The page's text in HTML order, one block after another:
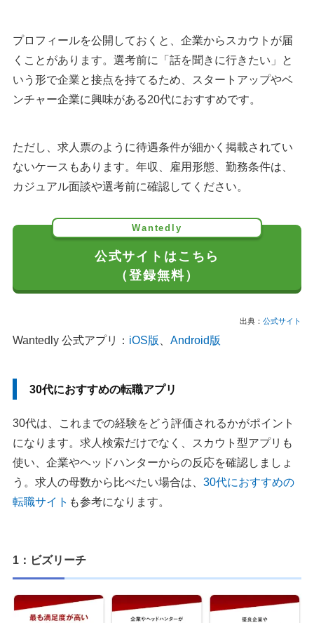
プロフィールを公開しておくと、企業からスカウトが届
くことがあります。選考前に「話を聞きに行きたい」と
いう形で企業と接点を持てるため、スタートアップやベ
ンチャー企業に興味がある20代におすすめです。
ただし、求人票のように待遇条件が細かく掲載されてい
ないケースもあります。年収、雇用形態、勤務条件は、
カジュアル面談や選考前に確認してください。
Wantedly
公式サイトはこちら
（登録無料）
出典： 公式サイト
Wantedly 公式アプリ： iOS版 Android版
30代におすすめの転職アプリ
30代は、これまでの経験をどう評価されるかがポイント
になります。求人検索だけでなく、スカウト型アプリも
使い、企業やヘッドハンターからの反応を確認しましょ
う。求人の母数から比べたい場合は、 30代におすすめの
転職サイト も参考になります。
1：ビズリーチ